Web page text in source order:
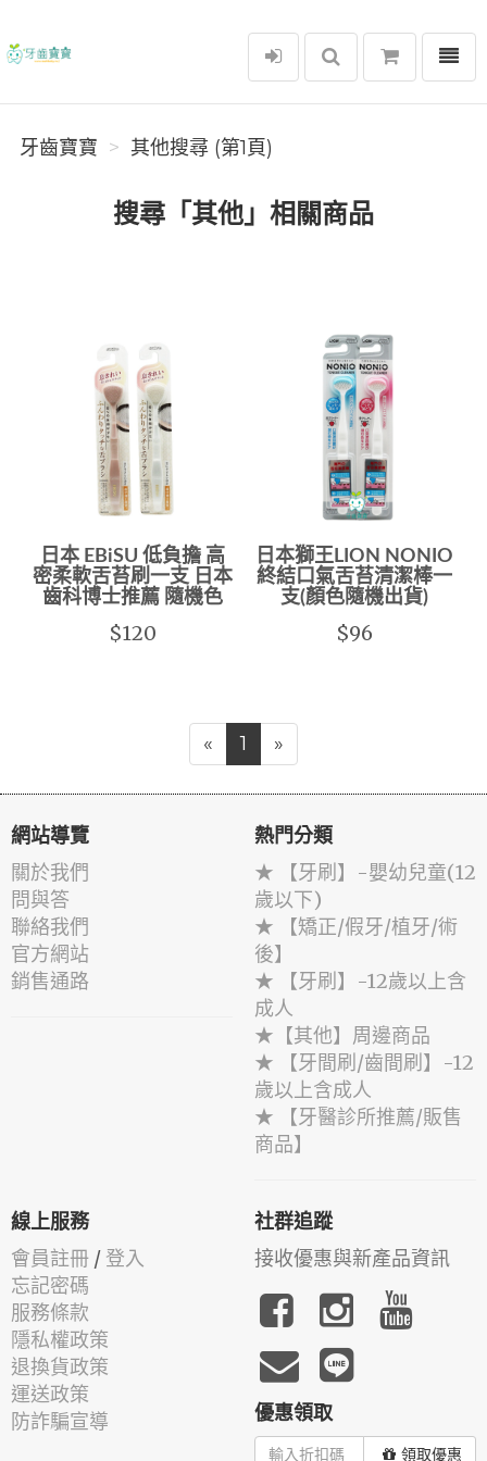
牙齒寶寶
選單
牙齒寶寶 其他搜尋 (第1頁)
搜尋「其他」相關商品
日本 EBiSU 低負擔 高
密柔軟舌苔刷一支 日本
齒科博士推薦 隨機色
$120
日本獅王LION NONIO
終結口氣舌苔清潔棒一
支(顏色隨機出貨)
$96
« 1 »
網站導覽
關於我們
問與答
聯絡我們
官方網站
銷售通路
熱門分類
★ 【牙刷】-嬰幼兒童(12
歲以下)
★ 【矯正/假牙/植牙/術
後】
★ 【牙刷】-12歲以上含
成人
★【其他】周邊商品
★ 【牙間刷/齒間刷】-12
歲以上含成人
★ 【牙醫診所推薦/販售
商品】
線上服務
會員註冊 / 登入
忘記密碼
服務條款
隱私權政策
退換貨政策
運送政策
防詐騙宣導
社群追蹤
接收優惠與新產品資訊
優惠領取
領取優惠